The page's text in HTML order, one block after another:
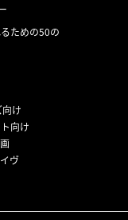
ための50の
け
向け
ヴ